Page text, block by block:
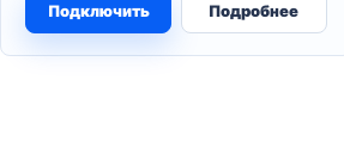
Подключить Подробнее